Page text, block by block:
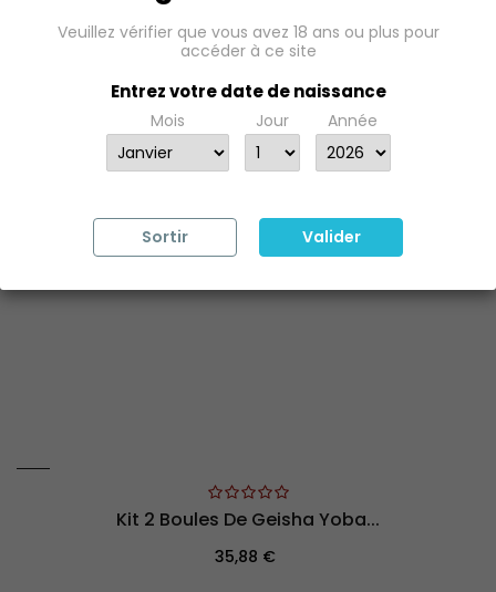
Kit 2 Boules De Geisha Yoba...
Prix
35,88 €
Veuillez vérifier que vous avez 18 ans ou plus pour
accéder à ce site
Entrez votre date de naissance
Mois Jour Année
Sortir Valider